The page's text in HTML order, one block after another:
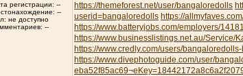
регистрации: --
--
не доступно
--
https://themeforest.net/user/bangaloredolls
userid=bangaloredolls https://
https://www.batteryjobs.com/employers/
https://www.businesslistings.net.au/Service/
https://www.credly.com/users/
https://www.divephotoguide.com/user/